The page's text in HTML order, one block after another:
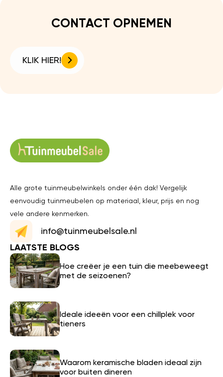
CONTACT OPNEMEN
KLIK HIER!
Alle grote tuinmeubelwinkels onder één dak! Vergelijk
eenvoudig tuinmeubelen op materiaal, kleur, prijs en nog
vele andere kenmerken.
info@tuinmeubelsale.nl
LAATSTE BLOGS
Hoe creëer je een tuin die meebeweegt
met de seizoenen?
Ideale ideeën voor een chillplek voor
tieners
Waarom keramische bladen ideaal zijn
voor buiten dineren